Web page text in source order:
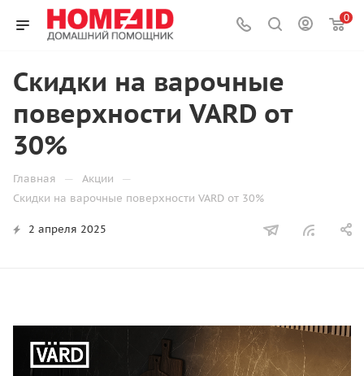
0
Скидки на варочные
поверхности VARD от
30%
Главная — Акции —
Скидки на варочные поверхности VARD от 30%
2 апреля 2025